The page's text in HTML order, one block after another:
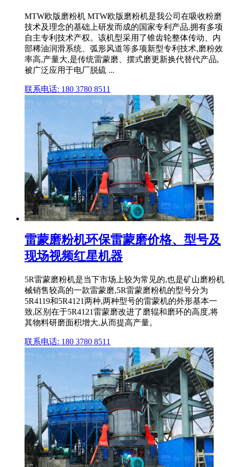
MTW欧版磨粉机 MTW欧版磨粉机是我公司在吸收粉磨
技术及理念的基础上研发而成的国家专利产品,拥有多项
自主专利技术产权。该机型采用了锥齿轮整体传动、内
部稀油润滑系统、弧形风道等多项新型专利技术,磨粉效
率高,产量大,是传统雷蒙磨、摆式磨更新换代替代产品,
被广泛应用于电厂脱硫 ...
联系电话: 180 3780 8511
雷蒙磨粉机环保雷蒙磨价格、型号及
现场视频红星机器
5R雷蒙磨粉机是当下市场上较为常见的,也是矿山磨粉机
械销售较高的一款雷蒙磨,5R雷蒙磨粉机的型号分为
5R4119和5R4121两种,两种型号的雷蒙机的外形基本一
致,区别在于5R4121雷蒙磨改进了磨辊和磨环的高度,将
其物料研磨面积增大,从而提高产量。
联系电话: 180 3780 8511